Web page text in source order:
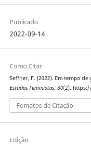
Publicado
2022-09-14
Como Citar
Seffner, F. (2022). Em tempo
Estudos Feministas, 30(2).
Fomatos de Citação
Edição